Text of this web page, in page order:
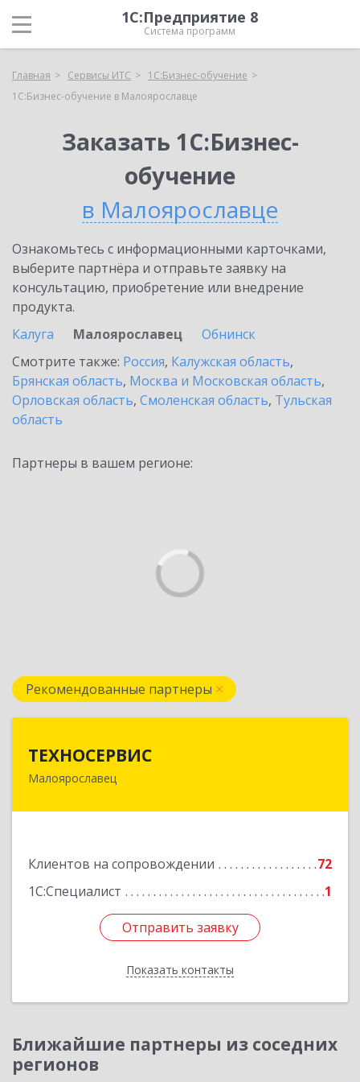
1С:Предприятие 8
Система программ
Главная Сервисы ИТС
1С:Бизнес-обучение
1С:Бизнес-обучение в Малоярославце
Заказать 1С:Бизнес-
обучение
в Малоярославце
Ознакомьтесь с информационными карточками,
выберите партнёра и отправьте заявку на
консультацию, приобретение или внедрение
продукта.
Калуга
Малоярославец
Обнинск
Смотрите также: Россия, Калужская область,
Брянская область, Москва и Московская область,
Орловская область, Смоленская область, Тульская
область
Партнеры в вашем регионе:
Рекомендованные партнеры
ТЕХНОСЕРВИС
Малоярославец
Клиентов на сопровождении
72
1С:Специалист
1
Отправить заявку
Показать контакты
249094, Калужская обл, Малоярославецкий р-н,
Отправить заявку
Назад
Ближайшие партнеры из соседних
регионов